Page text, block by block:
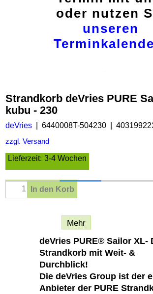
oder nutzen
unseren
Strandkorb deVries PURE
kubu - 230
deVries 6440008T-504230
zzgl. Versand
Lieferzeit: 3-4 Wochen
In den Korb
Mehr
deVries PURE® Sailor XL-
Strandkorb mit Weit- &
Durchblick!
Die deVries Group ist der
Anbieter der PURE